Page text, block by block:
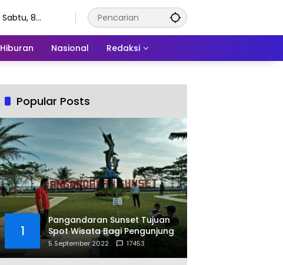
Sabtu, 8
Hiburan Nasional Redaksi
Popular Posts
1
Pangandaran Sunset Tujuan
Spot Wisata Bagi Pengunjung
5 September 2022 17453